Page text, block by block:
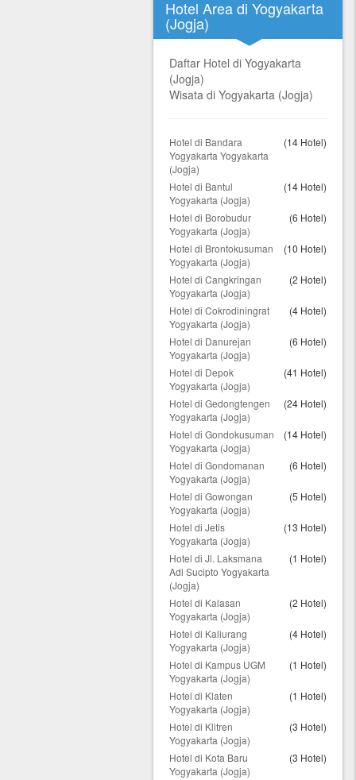
Hotel Area di Yogyakarta
(Jogja)
Daftar Hotel di Yogyakarta
(Jogja)
Wisata di Yogyakarta (Jogja)
Hotel di Bandara
Yogyakarta Yogyakarta
(Jogja)
(14 Hotel)
Hotel di Bantul
Yogyakarta (Jogja)
(14 Hotel)
Hotel di Borobudur
Yogyakarta (Jogja)
(6 Hotel)
Hotel di Brontokusuman
Yogyakarta (Jogja)
(10 Hotel)
Hotel di Cangkringan
Yogyakarta (Jogja)
(2 Hotel)
Hotel di Cokrodiningrat
Yogyakarta (Jogja)
(4 Hotel)
Hotel di Danurejan
Yogyakarta (Jogja)
(6 Hotel)
Hotel di Depok
Yogyakarta (Jogja)
(41 Hotel)
Hotel di Gedongtengen
Yogyakarta (Jogja)
(24 Hotel)
Hotel di Gondokusuman
Yogyakarta (Jogja)
(14 Hotel)
Hotel di Gondomanan
Yogyakarta (Jogja)
(6 Hotel)
Hotel di Gowongan
Yogyakarta (Jogja)
(5 Hotel)
Hotel di Jetis
Yogyakarta (Jogja)
(13 Hotel)
Hotel di Jl. Laksmana
Adi Sucipto Yogyakarta
(Jogja)
(1 Hotel)
Hotel di Kalasan
Yogyakarta (Jogja)
(2 Hotel)
Hotel di Kaliurang
Yogyakarta (Jogja)
(4 Hotel)
Hotel di Kampus UGM
Yogyakarta (Jogja)
(1 Hotel)
Hotel di Klaten
Yogyakarta (Jogja)
(1 Hotel)
Hotel di Klitren
Yogyakarta (Jogja)
(3 Hotel)
Hotel di Kota Baru
Yogyakarta (Jogja)
(3 Hotel)